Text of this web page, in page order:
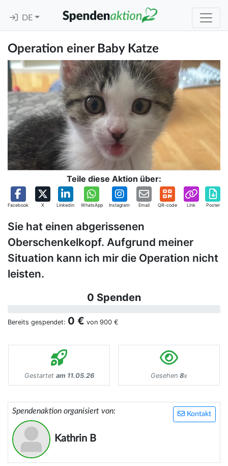
DE
Operation einer Baby Katze
Teile diese Aktion über:
Facebook X Linkedin WhatsApp Instagram Email QR-code Link Poster
Sie hat einen abgerissenen
Oberschenkelkopf. Aufgrund meiner
Situation kann ich mir die Operation nicht
leisten.
0 Spenden
Bereits gespendet: 0 € von 900 €
Gestartet am 11.05.26 Gesehen 8x
Kontakt
Spendenaktion organisiert von:
Kathrin B